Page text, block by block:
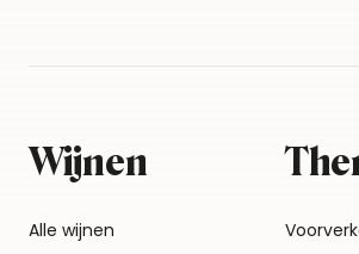
Wijnen
Alle wijnen